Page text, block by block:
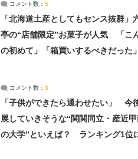
コメント数： 5
「北海道土産としてもセンス抜群」
亭の“店舗限定”お菓子が人気 「こ
の初めて」「箱買いするべきだった」
コメント数： 3
「子供ができたら通わせたい」 今
展していきそうな“関関同立・産近
の大学”といえば？ ランキング1位